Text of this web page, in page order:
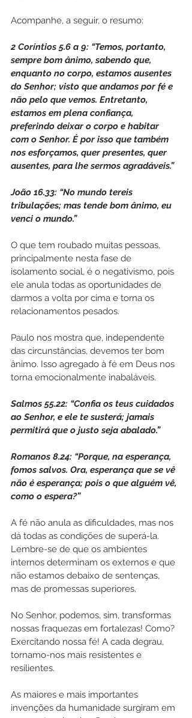
Acompanhe, a seguir, o resumo:
2 Coríntios 5.6 a 9: “Temos, portanto,
sempre bom ânimo, sabendo que,
enquanto no corpo, estamos ausentes
do Senhor; visto que andamos por fé e
não pelo que vemos. Entretanto,
estamos em plena confiança,
preferindo deixar o corpo e habitar
com o Senhor. É por isso que também
nos esforçamos, quer presentes, quer
ausentes, para lhe sermos agradáveis.”
João 16.33: “No mundo tereis
tribulações; mas tende bom ânimo, eu
venci o mundo.”
O que tem roubado muitas pessoas,
principalmente nesta fase de
isolamento social, é o negativismo, pois
ele anula todas as oportunidades de
darmos a volta por cima e torna os
relacionamentos pesados.
Paulo nos mostra que, independente
das circunstâncias, devemos ter bom
ânimo. Isso agregado à fé em Deus nos
torna emocionalmente inabaláveis.
Salmos 55.22: “Confia os teus cuidados
ao Senhor, e ele te susterá; jamais
permitirá que o justo seja abalado.”
Romanos 8.24: “Porque, na esperança,
fomos salvos. Ora, esperança que se vê
não é esperança; pois o que alguém vê,
como o espera?”
A fé não anula as dificuldades, mas nos
dá todas as condições de superá-la.
Lembre-se de que os ambientes
internos determinam os externos e que
não estamos debaixo de sentenças,
mas de promessas superiores.
No Senhor, podemos, sim, transformas
nossas fraquezas em fortalezas! Como?
Exercitando nossa fé! A cada degrau,
tornamo-nos mais resistentes e
resilientes.
As maiores e mais importantes
invenções da humanidade surgiram em